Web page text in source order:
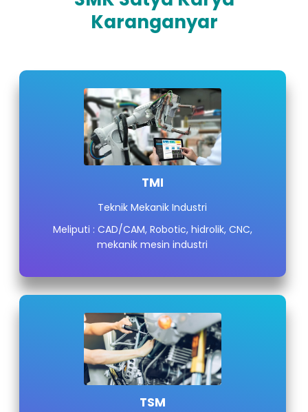
Karanganyar
TMI
Teknik Mekanik Industri
Meliputi : CAD/CAM, Robotic, hidrolik, CNC,
mekanik mesin industri
TSM